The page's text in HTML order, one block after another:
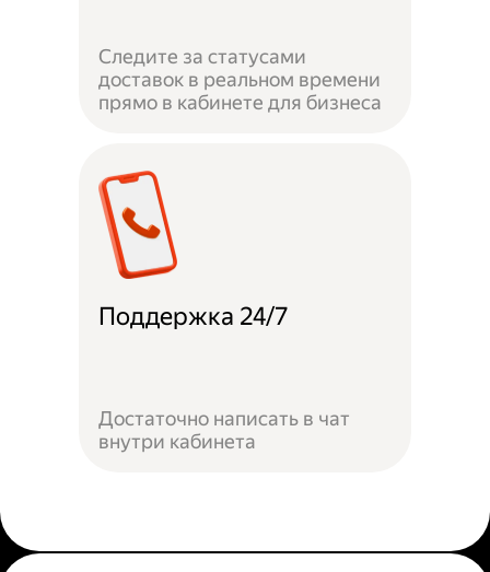
Следите за статусами
доставок в реальном времени
прямо в кабинете для бизнеса
Поддержка 24/7
Достаточно написать в чат
внутри кабинета